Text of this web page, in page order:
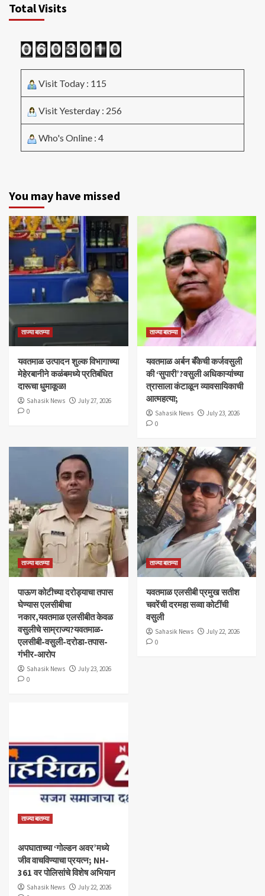
Total Visits
Visit Today : 115
Visit Yesterday : 256
Who's Online : 4
You may have missed
ताज्या बातम्या
यवतमाळ उत्पादन शुल्क विभागाच्या
मेहेरबानीने कळंबमध्ये प्रतिबंधित
दारूचा धुमाकूळ!
Sahasik News
July 27, 2026
0
ताज्या बातम्या
​यवतमाळ अर्बन बँकेची कर्जवसुली
की ‘सुपारी’?वसुली अधिकाऱ्यांच्या
त्रासाला कंटाळून व्यावसायिकाची
आत्महत्या;
Sahasik News
July 23, 2026
0
ताज्या बातम्या
पाऊण कोटीच्या दरोड्याचा तपास
घेण्यास एलसीबीचा
नकार,यवतमाळ एलसीबीत केवळ
वसुलीचे साम्राज्य?यवतमाळ-
एलसीबी-वसुली-दरोडा-तपास-
गंभीर-आरोप
Sahasik News
July 23, 2026
0
ताज्या बातम्या
यवतमाळ एलसीबी प्रमुख सतीश
चवरेंची दरमहा सव्वा कोटींची
वसुली
Sahasik News
July 22, 2026
0
ताज्या बातम्या
अपघाताच्या ‘गोल्डन अवर’मध्ये
जीव वाचविण्याचा प्रयत्न; NH-
361 वर पोलिसांचे विशेष अभियान
Sahasik News
July 22, 2026